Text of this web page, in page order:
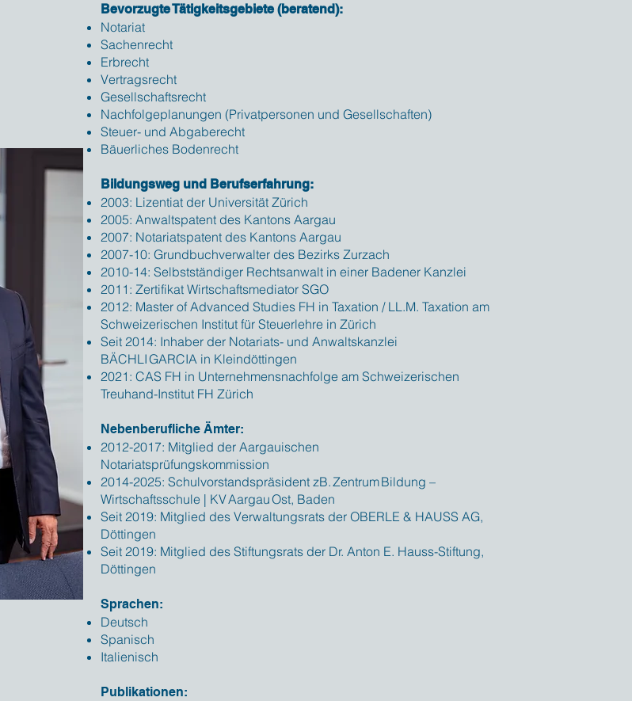
Bevorzugte Tätigkeitsgebiete (beratend):
Notariat
Sachenrecht
Erbrecht
Vertragsrecht
Gesellschaftsrecht
Nachfolgeplanungen (Privatpersonen und Gesellschaften)
Steuer- und Abgaberecht
Bäuerliches Bodenrecht
Bildungsweg und Berufserfahrung:
2003: Lizentiat der Universität Zürich
2005: Anwaltspatent des Kantons Aargau
2007: Notariatspatent des Kantons Aargau
2007-10: Grundbuchverwalter des Bezirks Zurzach
2010-14: Selbstständiger Rechtsanwalt in einer Badener Kanzlei
2011: Zertifikat Wirtschaftsmediator SGO
2012: Master of Advanced Studies FH in Taxation / LL.M. Taxation am
Schweizerischen Institut für Steuerlehre in Zürich
Seit 2014: Inhaber der Notariats- und Anwaltskanzlei
BÄCHLI GARCIA in Kleindöttingen
2021: CAS FH in Unternehmensnachfolge am Schweizerischen
Treuhand-Institut FH Zürich
Nebenberufliche Ämter:
2012-2017: Mitglied der Aargauischen
Notariatsprüfungskommission
2014-2025: Schulvorstandspräsident zB. Zentrum Bildung –
Wirtschaftsschule | KV Aargau Ost, Baden
Seit 2019: Mitglied des Verwaltungsrats der OBERLE & HAUSS AG,
Döttingen
Seit 2019: Mitglied des Stiftungsrats der Dr. Anton E. Hauss-Stiftung,
Döttingen
Sprachen:
Deutsch
Spanisch
Italienisch
Publikationen: